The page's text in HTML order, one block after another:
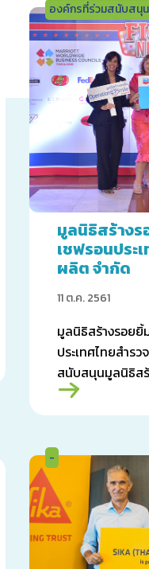
องค์กรที่ร่วมสนับสนุน
มูลนิธิสร้าง
เชฟรอนประ
ผลิต จำกัด
11 ต.ค. 2561
มูลนิธิสร้างรอย
ประเทศไทยสำร
สนับสนุนมูลนิธิส
รักษาผู้ป่วยที่มีภาว
-